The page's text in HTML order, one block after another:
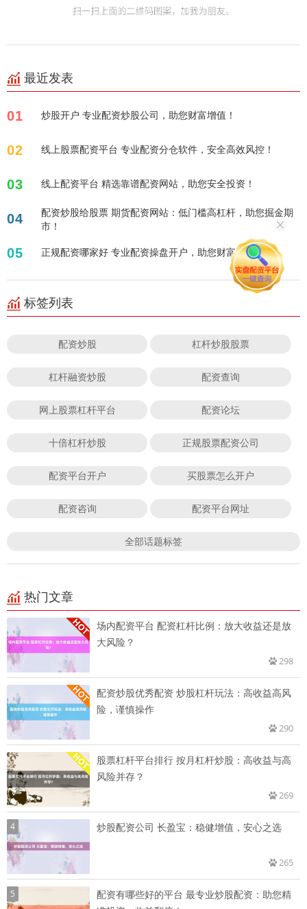
最近发表
01 炒股开户 专业配资炒股公司，助您财富增值！
02 线上股票配资平台 专业配资分仓软件，安全高效风控！
03 线上配资平台 精选靠谱配资网站，助您安全投资！
04
配资炒股给股票 期货配资网站：低门槛高杠杆，助您掘金期
市！
05 正规配资哪家好 专业配资操盘开户，助您财富增值！
标签列表
配资炒股 杠杆炒股股票
杠杆融资炒股 配资查询
网上股票杠杆平台 配资论坛
十倍杠杆炒股 正规股票配资公司
配资平台开户 买股票怎么开户
配资咨询 配资平台网址
全部话题标签
热门文章
场内配资平台 配资杠杆比例：放大收益还是放
大风险？
298
配资炒股优秀配资 炒股杠杆玩法：高收益高风
险，谨慎操作
290
股票杠杆平台排行 按月杠杆炒股：高收益与高
风险并存？
269
4 炒股配资公司 长盈宝：稳健增值，安心之选
265
5
配资有哪些好的平台 最专业炒股配资：助您精